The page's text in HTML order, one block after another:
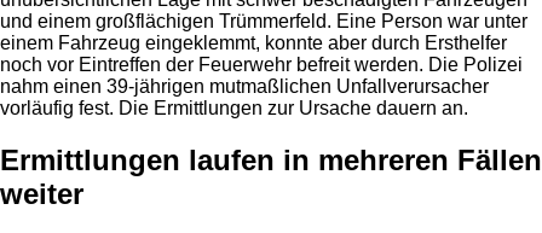
und einem großflächigen Trümmerfeld. Eine Person war unter
einem Fahrzeug eingeklemmt, konnte aber durch Ersthelfer
noch vor Eintreffen der Feuerwehr befreit werden. Die Polizei
nahm einen 39-jährigen mutmaßlichen Unfallverursacher
vorläufig fest. Die Ermittlungen zur Ursache dauern an.
Ermittlungen laufen in mehreren Fällen
weiter